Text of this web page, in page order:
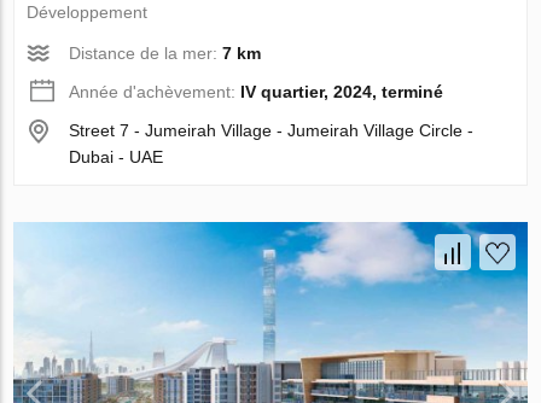
Développement
Distance de la mer:7 km
Année d'achèvement: IV quartier, 2024, terminé
Street 7 - Jumeirah Village - Jumeirah Village Circle -
Dubai - UAE